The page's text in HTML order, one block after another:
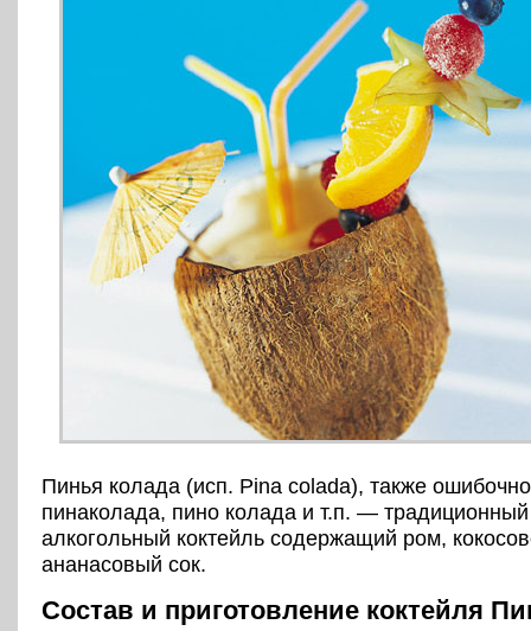
Пинья колада (исп. Pina colada), также
пинаколада, пино колада и т.п. — традиционный
алкогольный коктейль содержащий ром,
ананасовый сок.
Состав и приготовление коктейля